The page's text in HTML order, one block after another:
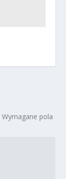
Wymagane pola